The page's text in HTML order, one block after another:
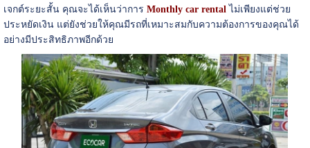
เจกต์ระยะสั้น คุณจะได้เห็นว่าการ Monthly car rental ไม่เพียงแต่ช่วย
ประหยัดเงิน แต่ยังช่วยให้คุณมีรถที่เหมาะสมกับความต้องการของคุณได้
อย่างมีประสิทธิภาพอีกด้วย